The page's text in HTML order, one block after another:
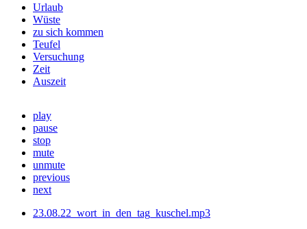
Urlaub
Wüste
zu sich kommen
Teufel
Versuchung
Zeit
Auszeit
play
pause
stop
mute
unmute
previous
next
23.08.22_wort_in_den_tag_kuschel.mp3